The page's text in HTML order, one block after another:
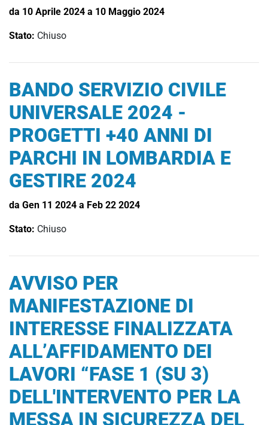
da 10 Aprile 2024 a 10 Maggio 2024
Stato: Chiuso
BANDO SERVIZIO CIVILE
UNIVERSALE 2024 -
PROGETTI +40 ANNI DI
PARCHI IN LOMBARDIA E
GESTIRE 2024
da Gen 11 2024 a Feb 22 2024
Stato: Chiuso
AVVISO PER
MANIFESTAZIONE DI
INTERESSE FINALIZZATA
ALL’AFFIDAMENTO DEI
LAVORI “FASE 1 (SU 3)
DELL'INTERVENTO PER LA
MESSA IN SICUREZZA DEL